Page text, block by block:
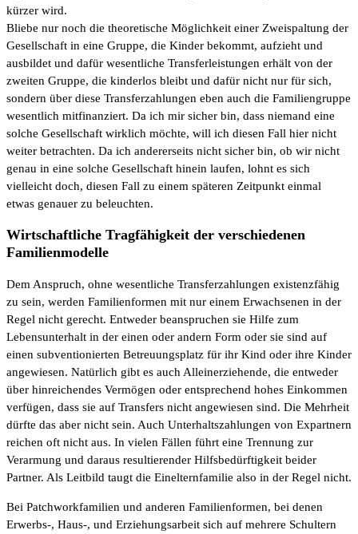
kürzer wird.
Bliebe nur noch die theoretische Möglichkeit einer Zweispaltung der
Gesellschaft in eine Gruppe, die Kinder bekommt, aufzieht und
ausbildet und dafür wesentliche Transferleistungen erhält von der
zweiten Gruppe, die kinderlos bleibt und dafür nicht nur für sich,
sondern über diese Transferzahlungen eben auch die Familiengruppe
wesentlich mitfinanziert. Da ich mir sicher bin, dass niemand eine
solche Gesellschaft wirklich möchte, will ich diesen Fall hier nicht
weiter betrachten. Da ich andererseits nicht sicher bin, ob wir nicht
genau in eine solche Gesellschaft hinein laufen, lohnt es sich
vielleicht doch, diesen Fall zu einem späteren Zeitpunkt einmal
etwas genauer zu beleuchten.
Wirtschaftliche Tragfähigkeit der verschiedenen
Familienmodelle
Dem Anspruch, ohne wesentliche Transferzahlungen existenzfähig
zu sein, werden Familienformen mit nur einem Erwachsenen in der
Regel nicht gerecht. Entweder beanspruchen sie Hilfe zum
Lebensunterhalt in der einen oder andern Form oder sie sind auf
einen subventionierten Betreuungsplatz für ihr Kind oder ihre Kinder
angewiesen. Natürlich gibt es auch Alleinerziehende, die entweder
über hinreichendes Vermögen oder entsprechend hohes Einkommen
verfügen, dass sie auf Transfers nicht angewiesen sind. Die Mehrheit
dürfte das aber nicht sein. Auch Unterhaltszahlungen von Expartnern
reichen oft nicht aus. In vielen Fällen führt eine Trennung zur
Verarmung und daraus resultierender Hilfsbedürftigkeit beider
Partner. Als Leitbild taugt die Einelternfamilie also in der Regel nicht.
Bei Patchworkfamilien und anderen Familienformen, bei denen
Erwerbs-, Haus-, und Erziehungsarbeit sich auf mehrere Schultern